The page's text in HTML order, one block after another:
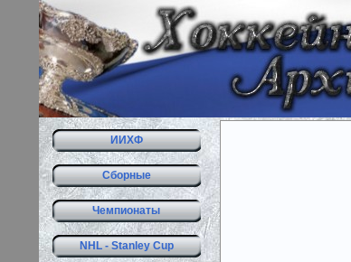
ИИХФ
Сборные
Чемпионаты
NHL - Stanley Cup